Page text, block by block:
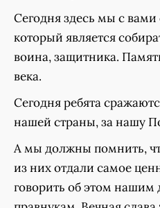
Сегодня здесь мы с
который является
воина, защитника.
века.
Сегодня ребята
нашей страны, за нашу
А мы должны помнить,
из них отдали самое
говорить об этом нашим